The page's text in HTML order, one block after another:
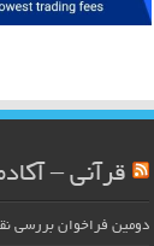
قرآنی –
دومین فراخوان بررسی